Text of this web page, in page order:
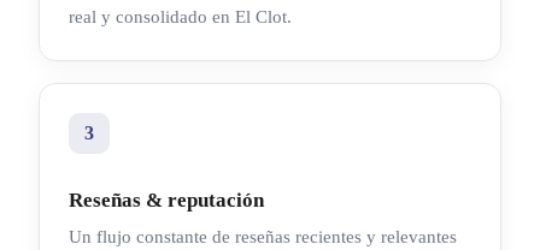
real y consolidado en El Clot.
3
Reseñas & reputación
Un flujo constante de reseñas recientes y relevantes